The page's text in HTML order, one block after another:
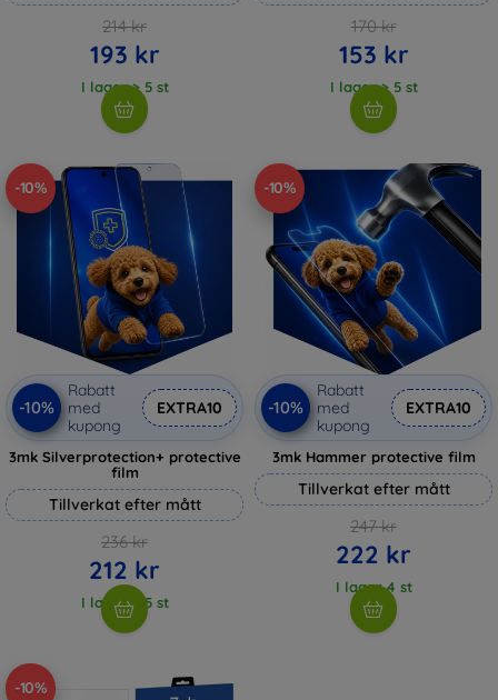
214 kr
193 kr
I lager > 5 st
170 kr
153 kr
I lager > 5 st
-10%
-10%
Rabatt
med
kupong
EXTRA10
3mk Silverprotection+ protective
film
Tillverkat efter mått
236 kr
212 kr
I lager > 5 st
-10%
-10%
Rabatt
med
kupong
EXTRA10
3mk Hammer protective film
Tillverkat efter mått
247 kr
222 kr
I lager 4 st
-10%